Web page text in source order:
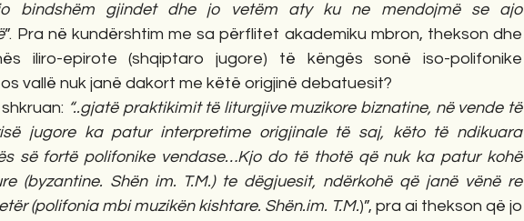
bindshëm gjindet dhe jo vetëm aty ku ne mendojmë se ajo
”. Pra në kundërshtim me sa përflitet akademiku mbron, thekson dhe
iliro-epirote (shqiptaro jugore) të këngës sonë iso-polifonike
vallë nuk janë dakort me këtë origjinë debatuesit?
“..gjatë praktikimit të liturgjive muzikore biznatine, në vende të
jugore ka patur interpretime origjinale të saj, këto të ndikuara
së fortë polifonike vendase…Kjo do të thotë që nuk ka patur kohë
(byzantine. Shën im. T.M.) te dëgjuesit, ndërkohë që janë vënë re
(polifonia mbi muzikën kishtare. Shën.im. T.M.)”, pra ai thekson që jo